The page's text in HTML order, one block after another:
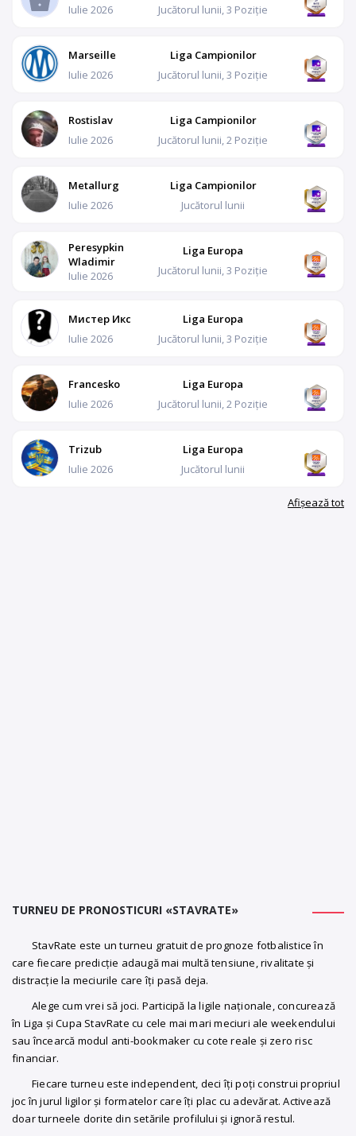
Iulie 2026 Jucătorul lunii, 3 Poziție
Marseille
Iulie 2026
Liga Campionilor
Jucătorul lunii, 3 Poziție
Rostislav
Iulie 2026
Liga Campionilor
Jucătorul lunii, 2 Poziție
Metallurg
Iulie 2026
Liga Campionilor
Jucătorul lunii
Peresypkin
Wladimir
Iulie 2026
Liga Europa
Jucătorul lunii, 3 Poziție
Мистер Икс
Iulie 2026
Liga Europa
Jucătorul lunii, 3 Poziție
Francesko
Iulie 2026
Liga Europa
Jucătorul lunii, 2 Poziție
Trizub
Iulie 2026
Liga Europa
Jucătorul lunii
Afișează tot
TURNEU DE PRONOSTICURI «STAVRATE»
StavRate este un turneu gratuit de prognoze fotbalistice în
care fiecare predicție adaugă mai multă tensiune, rivalitate și
distracție la meciurile care îți pasă deja.
Alege cum vrei să joci. Participă la ligile naționale, concurează
în Liga și Cupa StavRate cu cele mai mari meciuri ale weekendului
sau încearcă modul anti-bookmaker cu cote reale și zero risc
financiar.
Fiecare turneu este independent, deci îți poți construi propriul
joc în jurul ligilor și formatelor care îți plac cu adevărat. Activează
doar turneele dorite din setările profilului și ignoră restul.